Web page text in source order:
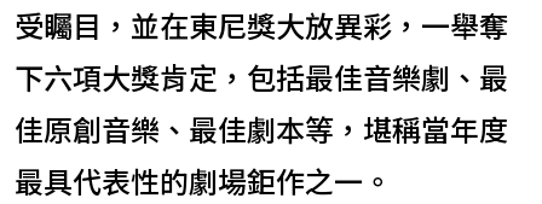
受矚目，並在東尼獎大放異彩，一舉奪
下六項大獎肯定，包括最佳音樂劇、最
佳原創音樂、最佳劇本等，堪稱當年度
最具代表性的劇場鉅作之一。